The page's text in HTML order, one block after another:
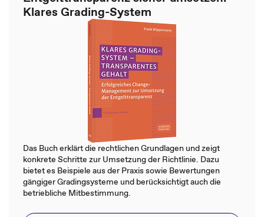
Klares Grading-System
Das Buch erklärt die rechtlichen Grundlagen und zeigt
konkrete Schritte zur Umsetzung der Richtlinie. Dazu
bietet es Beispiele aus der Praxis sowie Bewertungen
gängiger Gradingsysteme und berücksichtigt auch die
betriebliche Mitbestimmung.